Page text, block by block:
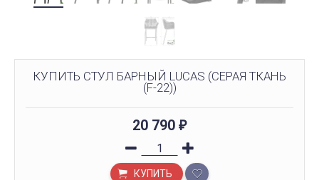
КУПИТЬ СТУЛ БАРНЫЙ LUCAS (СЕРАЯ ТКАНЬ
(F-22))
20 790 ₽
КУПИТЬ